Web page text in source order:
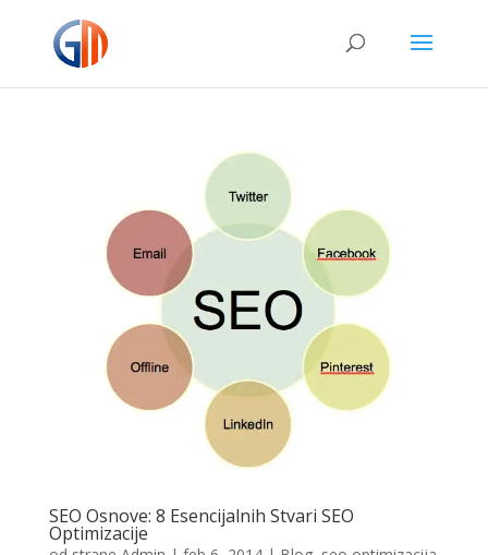
SEO Osnove: 8 Esencijalnih Stvari SEO
Optimizacije